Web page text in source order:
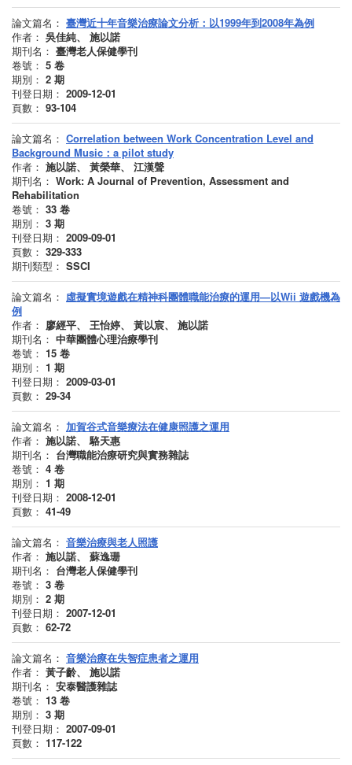
論文篇名： 臺灣近十年音樂治療論文分析：以1999年到2008年為例
作者： 吳佳純、 施以諾
期刊名： 臺灣老人保健學刊
卷號： 5 卷
期別： 2 期
刊登日期： 2009-12-01
頁數： 93-104
論文篇名： Correlation between Work Concentration Level and
Background Music：a pilot study
作者： 施以諾、 黃榮華、 江漢聲
期刊名： Work: A Journal of Prevention, Assessment and
Rehabilitation
卷號： 33 卷
期別： 3 期
刊登日期： 2009-09-01
頁數： 329-333
期刊類型： SSCI
論文篇名： 虛擬實境遊戲在精神科團體職能治療的運用—以Wii 遊戲機為
例
作者： 廖經平、 王怡婷、 黃以宸、 施以諾
期刊名： 中華團體心理治療學刊
卷號： 15 卷
期別： 1 期
刊登日期： 2009-03-01
頁數： 29-34
論文篇名： 加賀谷式音樂療法在健康照護之運用
作者： 施以諾、 駱天惠
期刊名： 台灣職能治療研究與實務雜誌
卷號： 4 卷
期別： 1 期
刊登日期： 2008-12-01
頁數： 41-49
論文篇名： 音樂治療與老人照護
作者： 施以諾、 蘇逸珊
期刊名： 台灣老人保健學刊
卷號： 3 卷
期別： 2 期
刊登日期： 2007-12-01
頁數： 62-72
論文篇名： 音樂治療在失智症患者之運用
作者： 黃子齡、 施以諾
期刊名： 安泰醫護雜誌
卷號： 13 卷
期別： 3 期
刊登日期： 2007-09-01
頁數： 117-122